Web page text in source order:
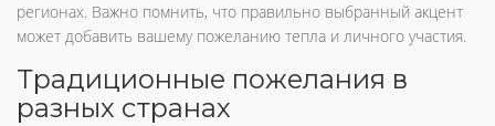
регионах. Важно помнить, что правильно выбранный акцент
может добавить вашему пожеланию тепла и личного участия.
Традиционные пожелания в
разных странах